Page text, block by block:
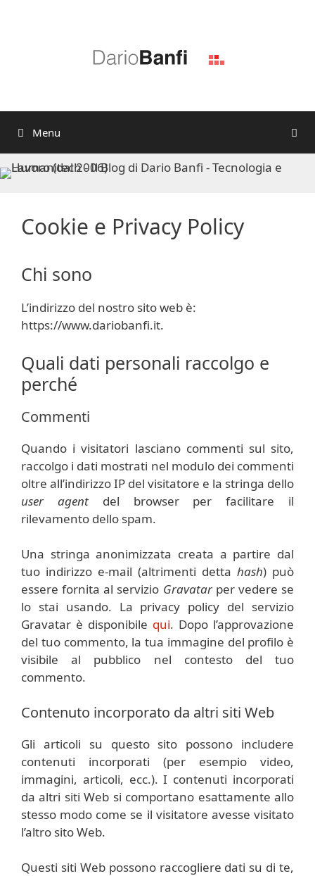
Menu
Cookie e Privacy Policy
Chi sono
L’indirizzo del nostro sito web è:
https://www.dariobanfi.it.
Quali dati personali raccolgo e
perché
Commenti
Quando i visitatori lasciano commenti sul sito,
raccolgo i dati mostrati nel modulo dei commenti
oltre all’indirizzo IP del visitatore e la stringa dello
user agentdel browser per facilitare il
rilevamento dello spam.
Una stringa anonimizzata creata a partire dal
tuo indirizzo e-mail (altrimenti detta hash) può
essere fornita al servizio Gravatarper vedere se
lo stai usando. La privacy policy del servizio
Gravatar è disponibile qui. Dopo l’approvazione
del tuo commento, la tua immagine del profilo è
visibile al pubblico nel contesto del tuo
commento.
Contenuto incorporato da altri siti Web
Gli articoli su questo sito possono includere
contenuti incorporati (per esempio video,
immagini, articoli, ecc.). I contenuti incorporati
da altri siti Web si comportano esattamente allo
stesso modo come se il visitatore avesse visitato
l’altro sito Web.
Questi siti Web possono raccogliere dati su di te,